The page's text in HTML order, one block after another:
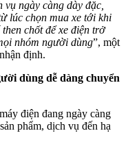
ngày càng dày đặc,
lúc chọn mua xe tới khi
chốt để xe điện trở
nhóm người dùng”, một
định.
dùng dễ dàng chuyển
điện đang ngày càng
phẩm, dịch vụ đến hạ